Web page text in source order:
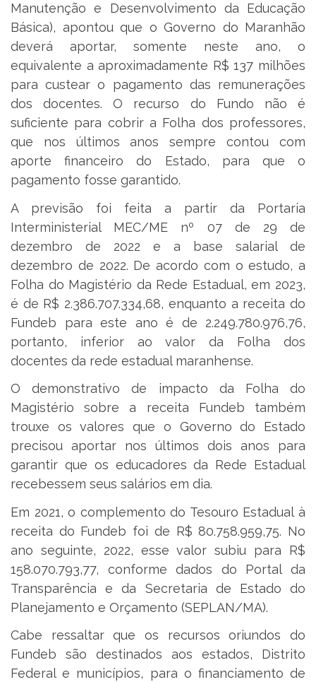
Manutenção e Desenvolvimento da Educação
Básica), apontou que o Governo do Maranhão
deverá aportar, somente neste ano, o
equivalente a aproximadamente R$ 137 milhões
para custear o pagamento das remunerações
dos docentes. O recurso do Fundo não é
suficiente para cobrir a Folha dos professores,
que nos últimos anos sempre contou com
aporte financeiro do Estado, para que o
pagamento fosse garantido.
A previsão foi feita a partir da Portaria
Interministerial MEC/ME nº 07 de 29 de
dezembro de 2022 e a base salarial de
dezembro de 2022. De acordo com o estudo, a
Folha do Magistério da Rede Estadual, em 2023,
é de R$ 2.386.707.334,68, enquanto a receita do
Fundeb para este ano é de 2.249.780.976,76,
portanto, inferior ao valor da Folha dos
docentes da rede estadual maranhense.
O demonstrativo de impacto da Folha do
Magistério sobre a receita Fundeb também
trouxe os valores que o Governo do Estado
precisou aportar nos últimos dois anos para
garantir que os educadores da Rede Estadual
recebessem seus salários em dia.
Em 2021, o complemento do Tesouro Estadual à
receita do Fundeb foi de R$ 80.758.959,75. No
ano seguinte, 2022, esse valor subiu para R$
158.070.793,77, conforme dados do Portal da
Transparência e da Secretaria de Estado do
Planejamento e Orçamento (SEPLAN/MA).
Cabe ressaltar que os recursos oriundos do
Fundeb são destinados aos estados, Distrito
Federal e municípios, para o financiamento de